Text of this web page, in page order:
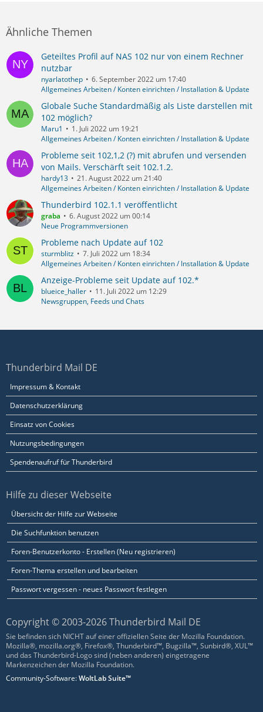
Ähnliche Themen
Geteiltes Profil auf NAS 102 nur von einem Rechner
nutzbar
nyarlatothep
6. September 2022 um 17:40
Allgemeines Arbeiten / Konten einrichten / Installation & Update
Globale Suche Standardmäßig als Liste darstellen mit
102 möglich?
Maru1
1. Juli 2022 um 19:21
Allgemeines Arbeiten / Konten einrichten / Installation & Update
Probleme seit 102,1,2 (?) mit abrufen und versenden
von Mails. Verschärft seit 102.1.2.
hardy13
21. August 2022 um 21:40
Allgemeines Arbeiten / Konten einrichten / Installation & Update
Thunderbird 102.1.1 veröffentlicht
graba
6. August 2022 um 00:14
Neue Programmversionen
Probleme nach Update auf 102
sturmblitz
7. Juli 2022 um 18:34
Allgemeines Arbeiten / Konten einrichten / Installation & Update
Anzeige-Probleme seit Update auf 102.*
blueice_haller
11. Juli 2022 um 12:29
Newsgruppen, Feeds und Chats
Thunderbird Mail DE
Impressum & Kontakt
Datenschutzerklärung
Einsatz von Cookies
Nutzungsbedingungen
Spendenaufruf für Thunderbird
Hilfe zu dieser Webseite
Übersicht der Hilfe zur Webseite
Die Suchfunktion benutzen
Foren-Benutzerkonto - Erstellen (Neu registrieren)
Foren-Thema erstellen und bearbeiten
Passwort vergessen - neues Passwort festlegen
Copyright © 2003-2026 Thunderbird Mail DE
Sie befinden sich NICHT auf einer offiziellen Seite der Mozilla Foundation.
Mozilla®, mozilla.org®, Firefox®, Thunderbird™, Bugzilla™, Sunbird®, XUL™
und das Thunderbird-Logo sind (neben anderen) eingetragene
Markenzeichen der Mozilla Foundation.
Community-Software:WoltLab Suite™